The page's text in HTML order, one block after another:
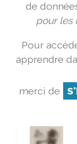
de
pour les
Pour
apprendre
merci de